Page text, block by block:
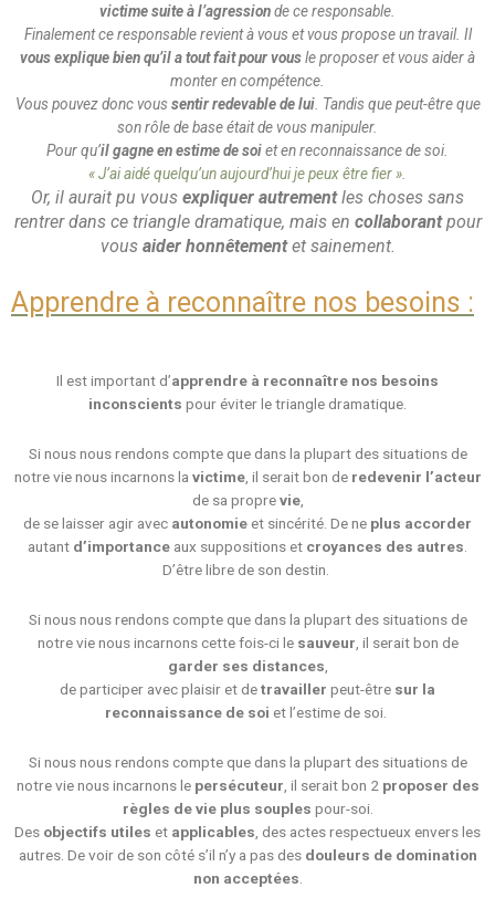
victimesuite à l’agressionde ce responsable.
Finalement ce responsable revient à vous et vous propose un travail. Il
vous explique bien qu’il a tout fait pour vousle proposer et vous aider à
monter en compétence.
Vous pouvez donc vous sentir redevable de lui. Tandis que peut-être que
son rôle de base était de vous manipuler.
Pour qu’il gagne en estime de soiet en reconnaissance de soi.
« J’ai aidé quelqu’un aujourd’hui je peux être fier ».
Or, il aurait pu vous expliquer autrementles choses sans
rentrer dans ce triangle dramatique, mais en collaborantpour
vous aider honnêtementet sainement.
Apprendre à reconnaître nos besoins :
Il est important d’apprendre à reconnaître nos besoins
inconscients pour éviter le triangle dramatique.
Si nous nous rendons compte que dans la plupart des situations de
notre vie nous incarnons la victime, il serait bon de redevenir l’acteur
de sa proprevie,
de se laisser agir avec autonomieet sincérité. De ne plus accorder
autant d’importance aux suppositions et croyances des autres
D’être libre de son destin.
Si nous nous rendons compte que dans la plupart des situations de
notre vie nous incarnons cette fois-ci le sauveur , il serait bon de
garder ses distances
de participer avec plaisir et detravailler peut-être sur la
reconnaissance de soi et l’estime de soi.
Si nous nous rendons compte que dans la plupart des situations de
notre vie nous incarnons le persécuteur , il serait bon 2 proposer des
règles de vie plus souples pour-soi.
Des objectifs utiles et applicables , des actes respectueux envers les
autres. De voir de son côté s’il n’y a pas des douleurs de domination
non acceptées